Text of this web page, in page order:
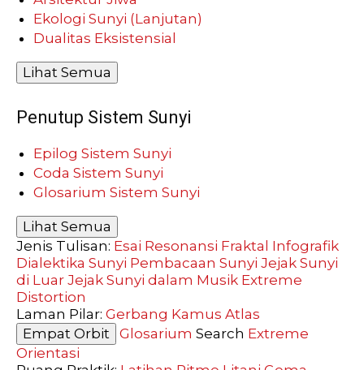
Ekologi Sunyi (Lanjutan)
Dualitas Eksistensial
Lihat Semua
Penutup Sistem Sunyi
Epilog Sistem Sunyi
Coda Sistem Sunyi
Glosarium Sistem Sunyi
Lihat Semua
Jenis Tulisan: Esai Resonansi Fraktal Infografik
Dialektika Sunyi Pembacaan Sunyi Jejak Sunyi
di Luar Jejak Sunyi dalam Musik Extreme
Distortion
Laman Pilar: Gerbang Kamus Atlas
Empat Orbit Glosarium Search Extreme
Orientasi